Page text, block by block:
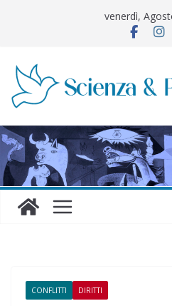
venerdì,
CONFLITTI DIRITTI